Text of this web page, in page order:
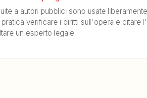
a autori pubblici sono usate
verificare i diritti sull'opera e citare
un esperto legale.